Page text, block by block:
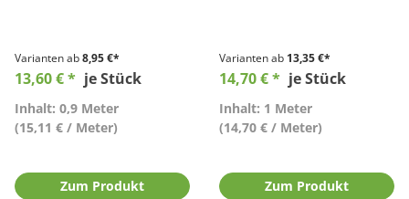
Varianten ab8,95 €*
13,60 € * je Stück
Inhalt: 0,9 Meter
(15,11 € / Meter)
Zum Produkt
Varianten ab 13,35 €*
14,70 € * je Stück
Inhalt: 1 Meter
(14,70 € / Meter)
Zum Produkt